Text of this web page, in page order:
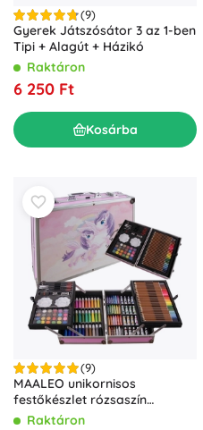
(9)
Gyerek Játszósátor 3 az 1-ben
Tipi + Alagút + Házikó
Raktáron
6 250 Ft
Kosárba
(9)
MAALEO unikornisos
festőkészlet rózsaszín
bőröndben, 144 darab
Raktáron